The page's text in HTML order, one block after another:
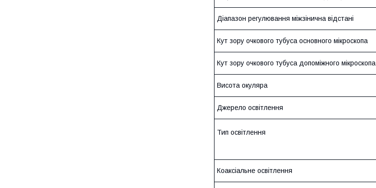
Діапазон регулювання міжзінична відстані
Кут зору очкового тубуса основного мікроскопа
Кут зору очкового тубуса допоміжного мікроскопа
Висота окуляра
Джерело освітлення
Тип освітлення
Коаксіальне освітлення